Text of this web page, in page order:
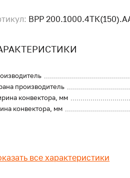
ВРР
производитель
конвектора, мм
конвектора, мм
все характеристики